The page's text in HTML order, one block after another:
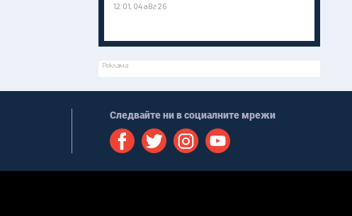
12:01, 04 авг 26
Реклама
Следвайте ни в социалните мрежи